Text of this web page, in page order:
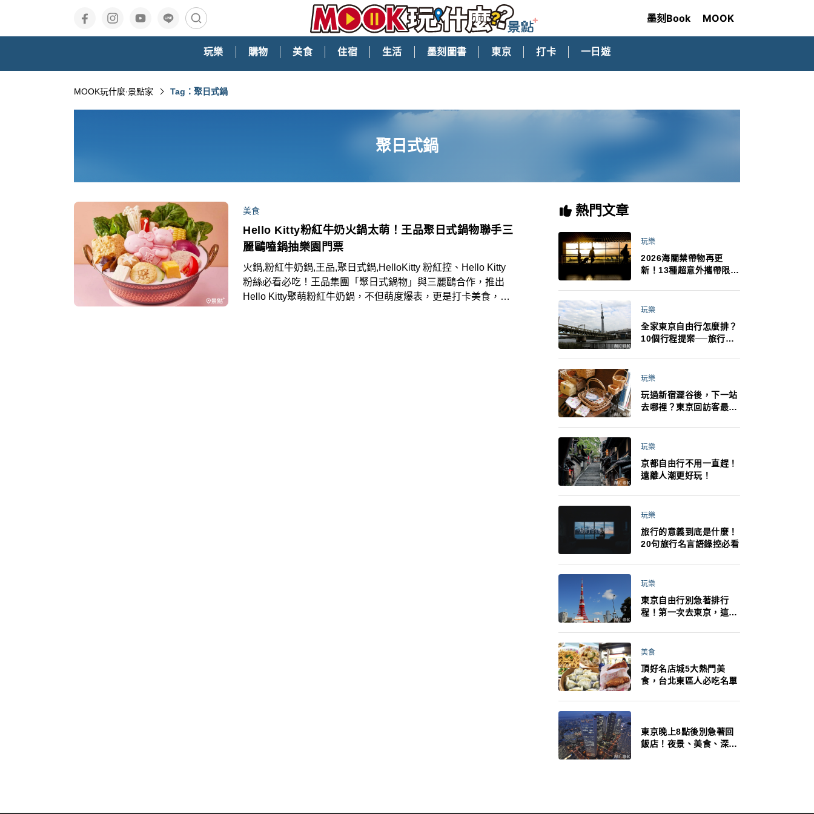
墨刻Book MOOK
玩樂 購物 美食 住宿 生活 墨刻圖書 東京 打卡 一日遊
MOOK玩什麼‧景點家 Tag：聚日式鍋
聚日式鍋
美食
Hello Kitty粉紅牛奶火鍋太萌！王品聚日式鍋物聯手三
麗鷗嗑鍋抽樂園門票
火鍋,粉紅牛奶鍋,王品,聚日式鍋,HelloKitty 粉紅控、Hello Kitty
粉絲必看必吃！王品集團「聚日式鍋物」與三麗鷗合作，推出
Hello Kitty聚萌粉紅牛奶鍋，不但萌度爆表，更是打卡美食，9
熱門文章
玩樂
2026海關禁帶物再更
新！13種超意外攜帶限
最高還罰百萬！注意事項
玩樂
全家東京自由行怎麼排？
10個行程提案──旅行不
法！
玩樂
玩過新宿澀谷後，下一站
去哪裡？東京回訪客最推
玩樂
京都自由行不用一直趕！
遠離人潮更好玩！
玩樂
旅行的意義到底是什麼！
20句旅行名言語錄控必看
玩樂
東京自由行別急著排行
程！第一次去東京，這10
美食
頂好名店城5大熱門美
食，台北東區人必吃名單
東京晚上8點後別急著回
飯店！夜景、美食、深夜